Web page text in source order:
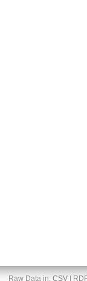
Raw Data in: CSV|